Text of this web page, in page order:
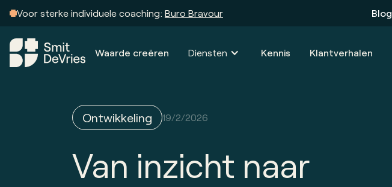
Voor sterke individuele coaching: Buro Bravour Blog
Waarde creëren Diensten Kennis Klantverhalen
Ontwikkeling 19/2/2026
Van inzicht naar